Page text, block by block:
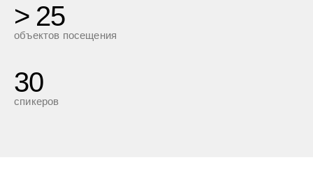
> 25
объектов посещения
30
спикеров